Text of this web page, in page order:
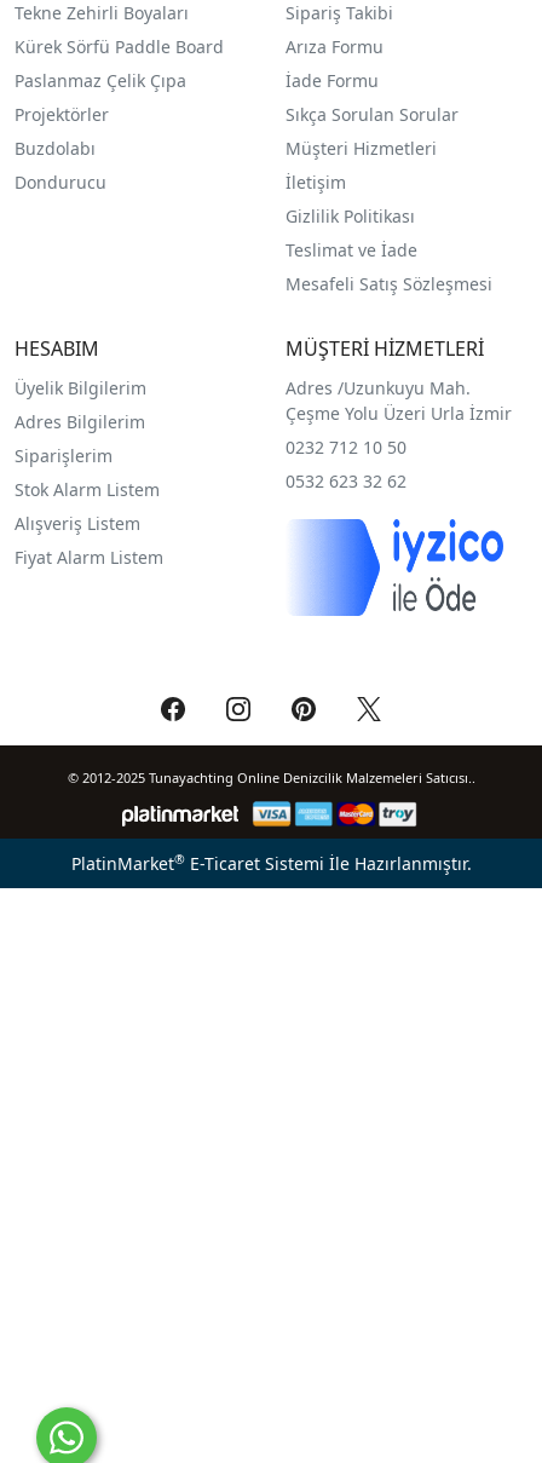
Tekne Zehirli Boyaları
Kürek Sörfü Paddle Board
Paslanmaz Çelik Çıpa
Projektörler
Buzdolabı
Dondurucu
Sipariş Takibi
Arıza Formu
İade Formu
Sıkça Sorulan Sorular
Müşteri Hizmetleri
İletişim
Gizlilik Politikası
Teslimat ve İade
Mesafeli Satış Sözleşmesi
HESABIM
Üyelik Bilgilerim
Adres Bilgilerim
Siparişlerim
Stok Alarm Listem
Alışveriş Listem
Fiyat Alarm Listem
MÜŞTERİ HİZMETLERİ
Adres /Uzunkuyu Mah.
Çeşme Yolu Üzeri Urla İzmir
0232 712 10 50
0532 623 32 62
© 2012-2025 Tunayachting Online Denizcilik Malzemeleri Satıcısı..
PlatinMarket®E-Ticaret Sistemi İle Hazırlanmıştır.